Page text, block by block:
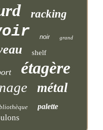
racking
noir grand
shelf
étagère
métal
palette